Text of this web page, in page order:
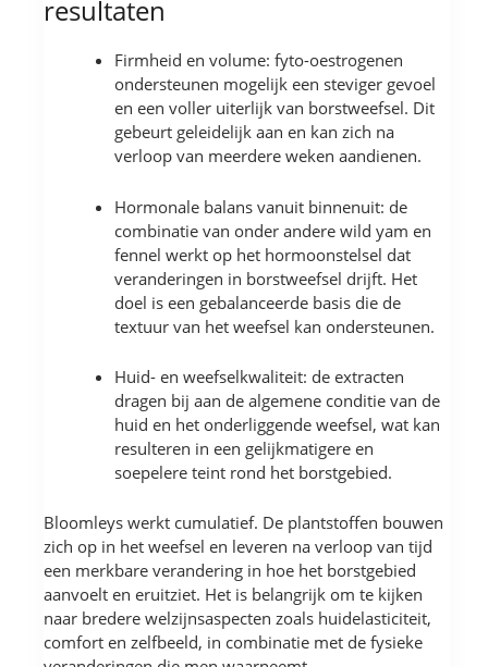
resultaten
Firmheid en volume: fyto-oestrogenen
ondersteunen mogelijk een steviger gevoel
en een voller uiterlijk van borstweefsel. Dit
gebeurt geleidelijk aan en kan zich na
verloop van meerdere weken aandienen.
Hormonale balans vanuit binnenuit: de
combinatie van onder andere wild yam en
fennel werkt op het hormoonstelsel dat
veranderingen in borstweefsel drijft. Het
doel is een gebalanceerde basis die de
textuur van het weefsel kan ondersteunen.
Huid- en weefselkwaliteit: de extracten
dragen bij aan de algemene conditie van de
huid en het onderliggende weefsel, wat kan
resulteren in een gelijkmatigere en
soepelere teint rond het borstgebied.
Bloomleys werkt cumulatief. De plantstoffen bouwen
zich op in het weefsel en leveren na verloop van tijd
een merkbare verandering in hoe het borstgebied
aanvoelt en eruitziet. Het is belangrijk om te kijken
naar bredere welzijnsaspecten zoals huidelasticiteit,
comfort en zelfbeeld, in combinatie met de fysieke